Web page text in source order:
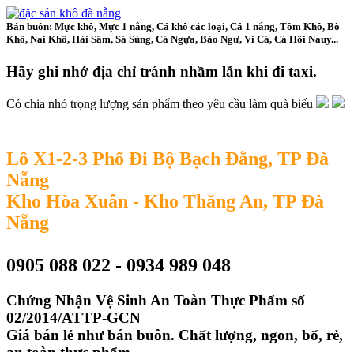
Bán buôn: Mực khô, Mực 1 nắng, Cá khô các loại, Cá 1 nắng, Tôm Khô, Bò
Khô, Nai Khô, Hải Sâm, Sá Sùng, Cá Ngựa, Bào Ngư, Vi Cá, Cá Hồi Nauy...
Hãy ghi nhớ địa chỉ tránh nhầm lẫn khi đi taxi.
Có chia nhỏ trọng lượng sản phẩm theo yêu cầu làm quà biếu
Lô X1-2-3 Phố Đi Bộ Bạch Đằng, TP Đà
Nẵng
Kho Hòa Xuân - Kho Thăng An, TP Đà
Nẵng
0905 088 022 - 0934 989 048
Chứng Nhận Vệ Sinh An Toàn Thực Phẩm số
02/2014/ATTP-GCN
Giá bán lẻ như bán buôn. Chất lượng, ngon, bổ, rẻ,